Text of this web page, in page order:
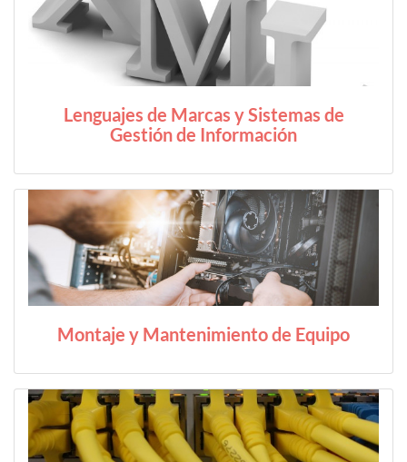
Lenguajes de Marcas y Sistemas de
Gestión de Información
Montaje y Mantenimiento de Equipo